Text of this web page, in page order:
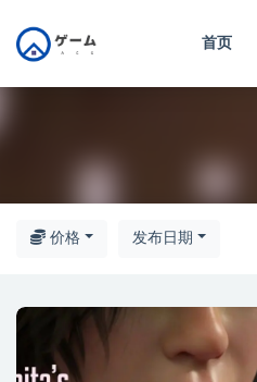
首页
价格 发布日期